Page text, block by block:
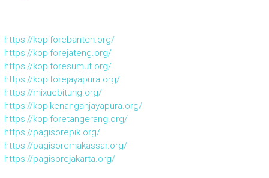
https://kopiforebanten.org/
https://kopiforejateng.org/
https://kopiforesumut.org/
https://kopiforejayapura.org/
https://mixuebitung.org/
https://kopikenanganjayapura.org/
https://kopiforetangerang.org/
https://pagisorepik.org/
https://pagisoremakassar.org/
https://pagisorejakarta.org/